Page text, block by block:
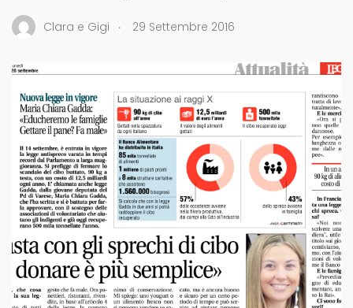
Clara e Gigi . 29 Settembre 2016